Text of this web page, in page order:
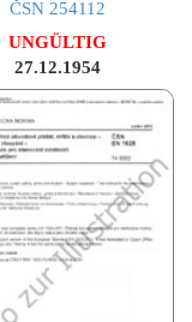
ČSN 254112
UNGÜLTIG
27.12.1954